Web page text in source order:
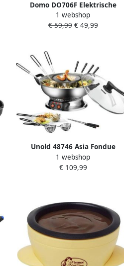
Domo DO706F Elektrische
Fonduepan RVS 8 Fonduevorkjes
1 webshop
€ 59,99€ 49,99
Unold 48746 Asia Fondue
Elektrische Fonduepan 6
Fonduevorkjes RVS
1 webshop
€ 109,99